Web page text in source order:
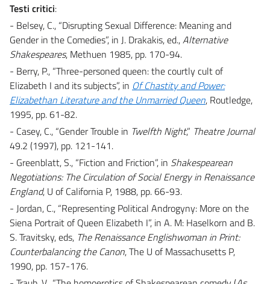
Testi critici:
- Belsey, C., “Disrupting Sexual Difference: Meaning and
Gender in the Comedies”, in J. Drakakis, ed.,Alternative
Shakespeares, Methuen 1985, pp. 170-94.
- Berry, P., “Three-personed queen: the courtly cult of
Elizabeth I and its subjects”, in Of Chastity and Power:
Elizabethan Literature and the Unmarried Queen, Routledge,
1995, pp. 61-82.
- Casey, C., “Gender Trouble in Twelfth Night,” Theatre Journal
49.2 (1997), pp. 121-141.
- Greenblatt, S., “Fiction and Friction”, in Shakespearean
Negotiations: The Circulation of Social Energy in Renaissance
England, U of California P, 1988, pp. 66-93.
- Jordan, C., “Representing Political Androgyny: More on the
Siena Portrait of Queen Elizabeth I”, in A. M: Haselkorn and B.
S. Travitsky, eds, The Renaissance Englishwoman in Print:
Counterbalancing the Canon, The U of Massachusetts P,
1990, pp. 157-176.